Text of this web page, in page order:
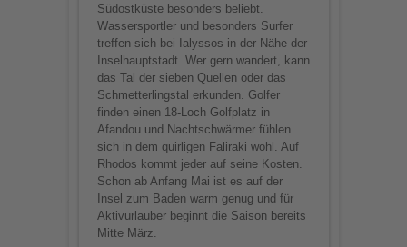
Südostküste besonders beliebt.
Wassersportler und besonders Surfer
treffen sich bei Ialyssos in der Nähe der
Inselhauptstadt. Wer gern wandert, kann
das Tal der sieben Quellen oder das
Schmetterlingstal erkunden. Golfer
finden einen 18-Loch Golfplatz in
Afandou und Nachtschwärmer fühlen
sich in dem quirligen Faliraki wohl. Auf
Rhodos kommt jeder auf seine Kosten.
Schon ab Anfang Mai ist es auf der
Insel zum Baden warm genug und für
Aktivurlauber beginnt die Saison bereits
Mitte März.